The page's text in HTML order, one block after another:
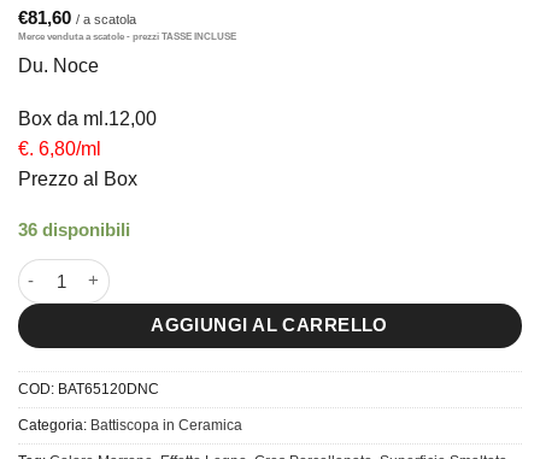
€81,60
Du. Noce
Box da ml.12,00
€. 6,80/ml
Prezzo al Box
36 disponibili
6.5x120 Battiscopa Du. Noce quantità
AGGIUNGI AL CARRELLO
COD: BAT65120DNC
Categoria: Battiscopa in Ceramica